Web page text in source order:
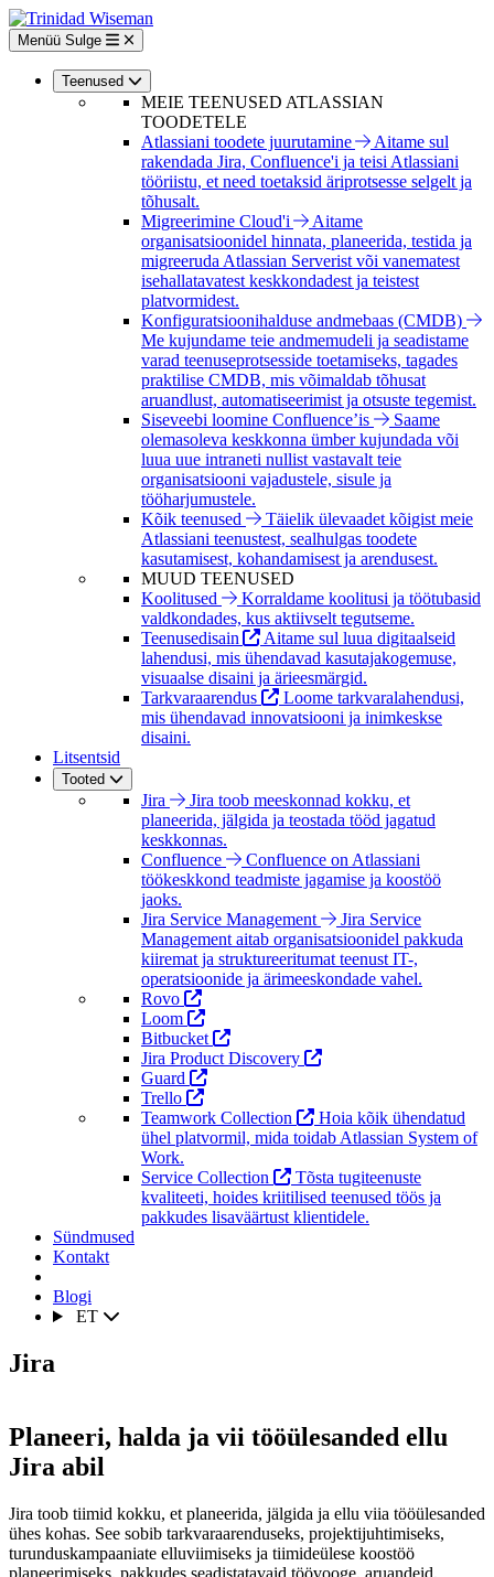
Liigu
edasi
põhisisu
juurde
Menüü Sulge
Teenused
MEIE TEENUSED ATLASSIAN
TOODETELE
Atlassiani toodete juurutamine
Aitame sul
rakendada Jira, Confluence'i ja teisi Atlassiani
tööriistu, et need toetaksid äriprotsesse selgelt ja
tõhusalt.
Migreerimine Cloud'i
Aitame
organisatsioonidel hinnata, planeerida, testida ja
migreeruda Atlassian Serverist või vanematest
isehallatavatest keskkondadest ja teistest
platvormidest.
Konfiguratsioonihalduse andmebaas (CMDB)
Me kujundame teie andmemudeli ja seadistame
varad teenuseprotsesside toetamiseks, tagades
praktilise CMDB, mis võimaldab tõhusat
aruandlust, automatiseerimist ja otsuste tegemist.
Siseveebi loomine Confluence’is
Saame
olemasoleva keskkonna ümber kujundada või
luua uue intraneti nullist vastavalt teie
organisatsiooni vajadustele, sisule ja
tööharjumustele.
Kõik teenused
Täielik ülevaadet kõigist meie
Atlassiani teenustest, sealhulgas toodete
kasutamisest, kohandamisest ja arendusest.
MUUD TEENUSED
Koolitused
Korraldame koolitusi ja töötubasid
valdkondades, kus aktiivselt tegutseme.
Teenusedisain
Aitame sul luua digitaalseid
lahendusi, mis ühendavad kasutajakogemuse,
visuaalse disaini ja ärieesmärgid.
Tarkvaraarendus
Loome tarkvaralahendusi,
mis ühendavad innovatsiooni ja inimkeskse
disaini.
Litsentsid
Tooted
Jira
Jira toob meeskonnad kokku, et
planeerida, jälgida ja teostada tööd jagatud
keskkonnas.
Confluence
Confluence on Atlassiani
töökeskkond teadmiste jagamise ja koostöö
jaoks.
Jira Service Management
Jira Service
Management aitab organisatsioonidel pakkuda
kiiremat ja struktureeritumat teenust IT-,
operatsioonide ja ärimeeskondade vahel.
Rovo
Loom
Bitbucket
Jira Product Discovery
Guard
Trello
Teamwork Collection
Hoia kõik ühendatud
ühel platvormil, mida toidab Atlassian System of
Work.
Service Collection
Tõsta tugiteenuste
kvaliteeti, hoides kriitilised teenused töös ja
pakkudes lisaväärtust klientidele.
Sündmused
Kontakt
Blogi
ET
Jira
Planeeri, halda ja vii tööülesanded ellu
Jira abil
Jira toob tiimid kokku, et planeerida, jälgida ja ellu viia tööülesanded
ühes kohas. See sobib tarkvaraarenduseks, projektijuhtimiseks,
turunduskampaaniate elluviimiseks ja tiimideülese koostöö
planeerimiseks, pakkudes seadistatavaid töövooge, aruandeid,